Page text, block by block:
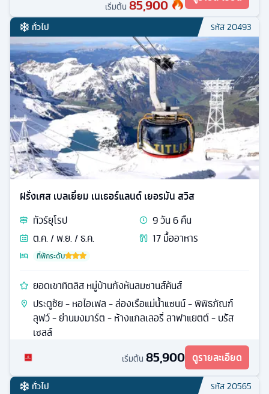
เริ่มต้น 85,900
ทั่วไป รหัส20493
ฝรั่งเศส เบลเยี่ยม เนเธอร์แลนด์ เยอรมัน สวิส
ทัวร์ยุโรป 9วัน6คืน
ต.ค. / พ.ย. / ธ.ค.
17มื้ออาหาร
ที่พักระดับ
ยอดเขาทิตลิส หมู่บ้านกังหันลมซานส์คันส์
ประตูชัย - หอไอเฟล - ล่องเรือแม่น้ำแซนน์ - พิพิธภัณฑ์
ลุฟว์ - ย่านมงมาร์ต - ห้างแกลเลอรี่ ลาฟาแยตต์ - บรัส
เซลล์
เริ่มต้น 85,900 ดูรายละเอียด
ทั่วไป รหัส20565